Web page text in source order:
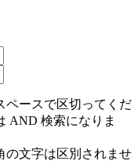
ペースで区切ってくだ
AND 検索になりま
の文字は区別されませ